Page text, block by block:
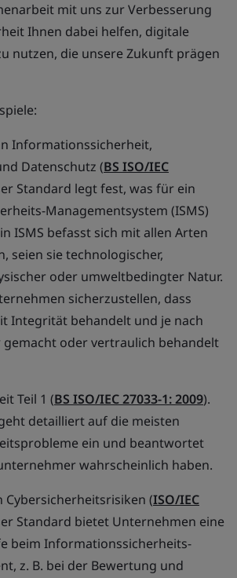
mit uns zur Verbesserung
Ihnen dabei helfen, digitale
nutzen, die unsere Zukunft prägen
Informationssicherheit,
Datenschutz (BS ISO/IEC
Standard legt fest, was für ein
Managementsystem (ISMS)
ISMS befasst sich mit allen Arten
seien sie technologischer,
oder umweltbedingter Natur.
sicherzustellen, dass
Integrität behandelt und je nach
oder vertraulich behandelt
Teil 1 (BS ISO/IEC 27033-1: 2009).
detailliert auf die meisten
ein und beantwortet
wahrscheinlich haben.
Cybersicherheitsrisiken (ISO/IEC
Standard bietet Unternehmen eine
beim Informationssicherheits-
z. B. bei der Bewertung und